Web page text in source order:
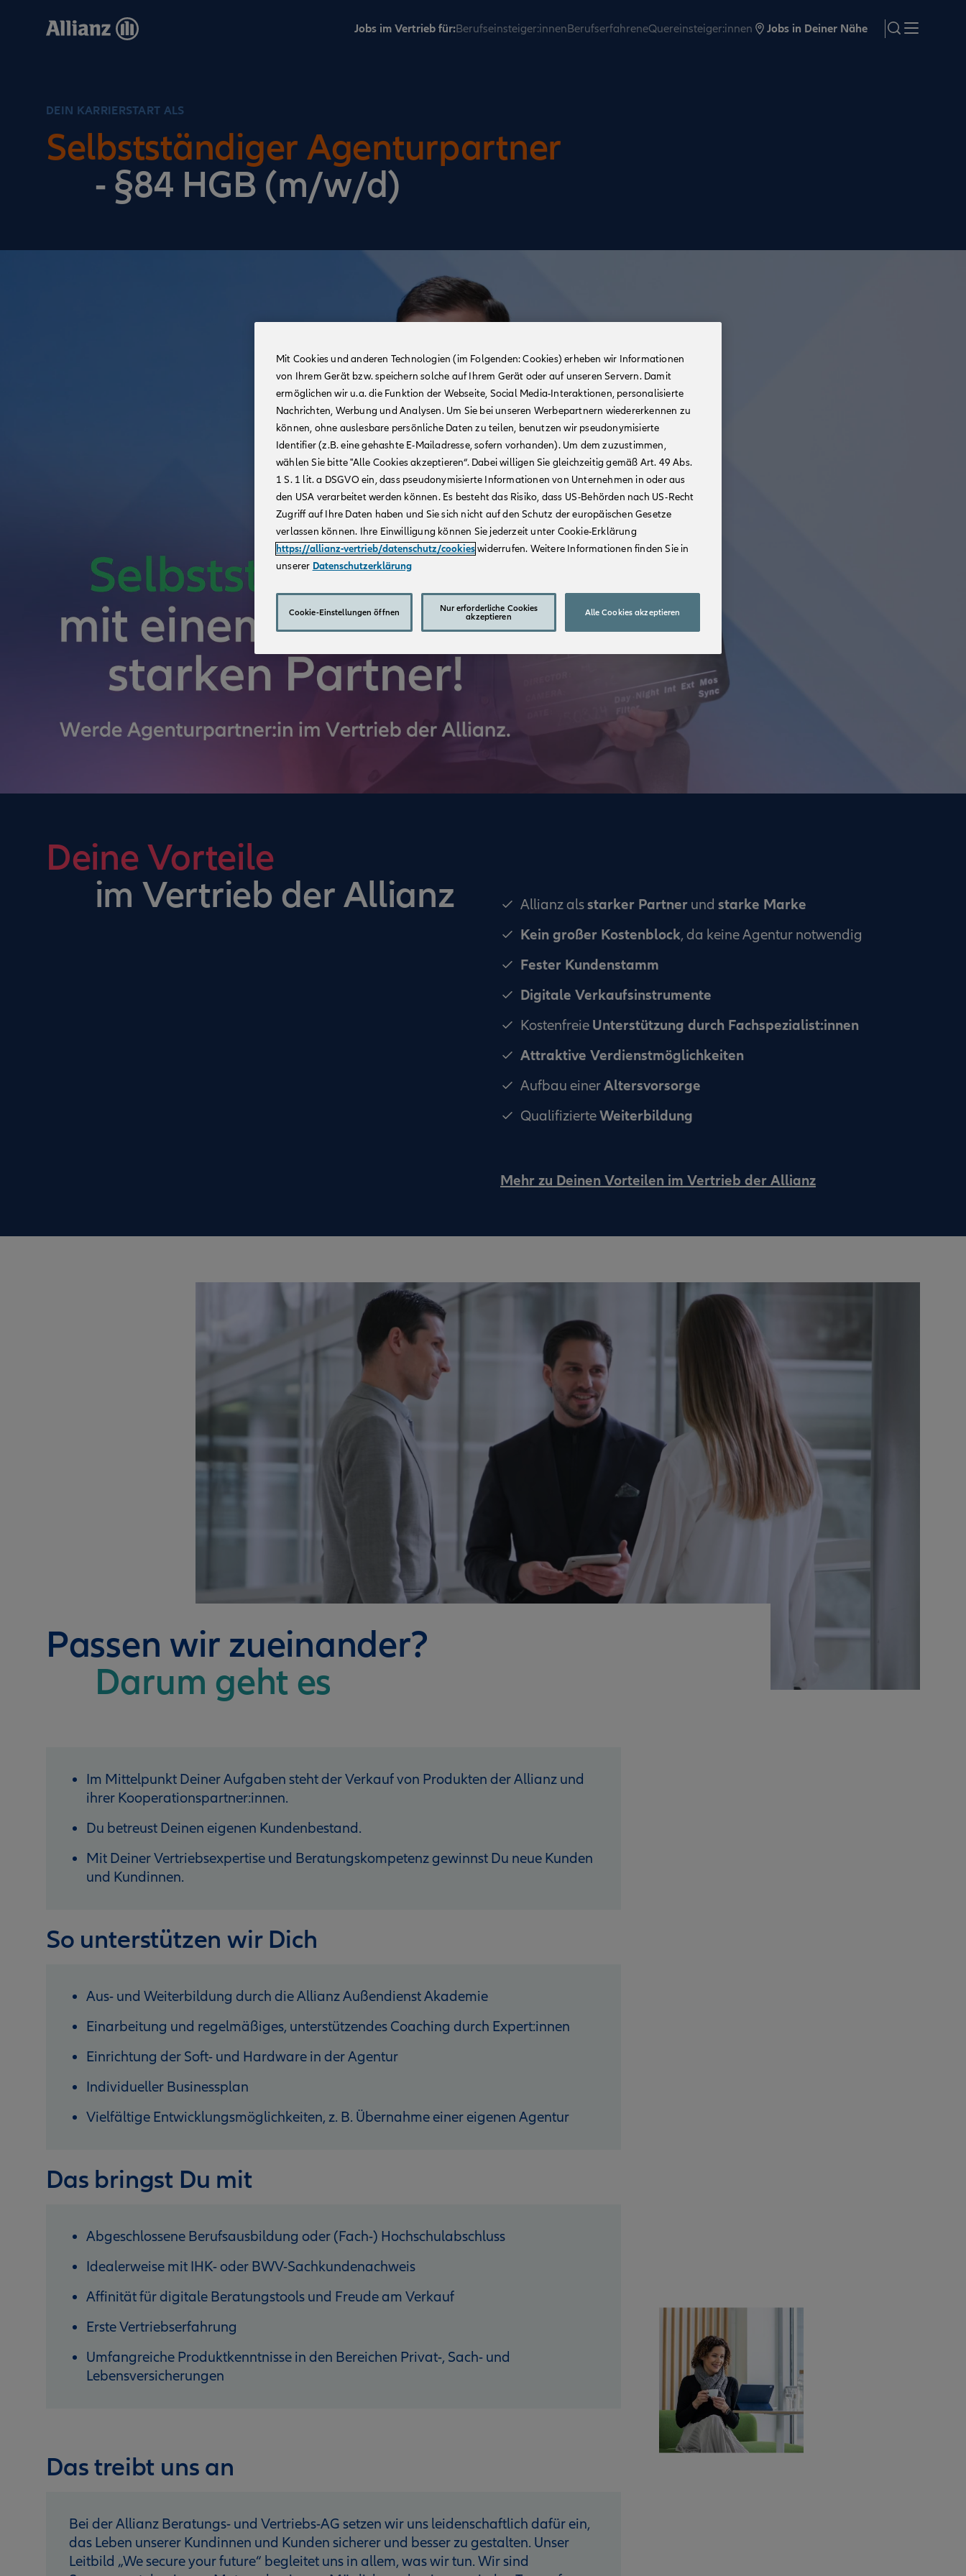
Jobs im Vertrieb für:Berufseinsteiger:innenBerufserfahreneQuereinsteiger:innen Jobs in Deiner Nähe search
DEIN KARRIERSTART ALS
Selbstständiger Agenturpartner
- §84 HGB (m/w/d)
Deine Vorteile
im Vertrieb der Allianz
Allianz alsstarker Partner und starke Marke
Kein großer Kostenblock, da keine Agentur notwendig
Fester Kundenstamm
Digitale Verkaufsinstrumente
Kostenfreie Unterstützung durch Fachspezialist:innen
Attraktive Verdienstmöglichkeiten
Aufbau einerAltersvorsorge
QualifizierteWeiterbildung
Mehr zu Deinen Vorteilen im Vertrieb der Allianz
Passen wir zueinander?
Darum geht es
Im Mittelpunkt Deiner Aufgaben steht der Verkauf von Produkten der Allianz und
ihrer Kooperationspartner:innen.
Du betreust Deinen eigenen Kundenbestand.
Mit Deiner Vertriebsexpertise und Beratungskompetenz gewinnst Du neue Kunden
und Kundinnen.
So unterstützen wir Dich
Aus- und Weiterbildung durch die Allianz Außendienst Akademie
Einarbeitung und regelmäßiges, unterstützendes Coaching durch Expert:innen
Einrichtung der Soft- und Hardware in der Agentur
Individueller Businessplan
Vielfältige Entwicklungsmöglichkeiten, z. B. Übernahme einer eigenen Agentur
Das bringst Du mit
Abgeschlossene Berufsausbildung oder (Fach-) Hochschulabschluss
Idealerweise mit IHK- oder BWV-Sachkundenachweis
Affinität für digitale Beratungstools und Freude am Verkauf
Erste Vertriebserfahrung
Umfangreiche Produktkenntnisse in den Bereichen Privat-, Sach- und
Lebensversicherungen
Das treibt uns an
Bei der Allianz Beratungs- und Vertriebs-AG setzen wir uns leidenschaftlich dafür ein,
das Leben unserer Kundinnen und Kunden sicherer und besser zu gestalten. Unser
Leitbild „We secure your future“ begleitet uns in allem, was wir tun. Wir sind
Mit Cookies und anderen Technologien (im Folgenden: Cookies) erheben wir Informationen
von Ihrem Gerät bzw. speichern solche auf Ihrem Gerät oder auf unseren Servern. Damit
ermöglichen wir u.a. die Funktion der Webseite, Social Media-Interaktionen, personalisierte
Nachrichten, Werbung und Analysen. Um Sie bei unseren Werbepartnern wiedererkennen zu
können, ohne auslesbare persönliche Daten zu teilen, benutzen wir pseudonymisierte
Identifier (z.B. eine gehashte E-Mailadresse, sofern vorhanden). Um dem zuzustimmen,
wählen Sie bitte "Alle Cookies akzeptieren“. Dabei willigen Sie gleichzeitig gemäß Art. 49 Abs.
1 S. 1 lit. a DSGVO ein, dass pseudonymisierte Informationen von Unternehmen in oder aus
den USA verarbeitet werden können. Es besteht das Risiko, dass US-Behörden nach US-Recht
Zugriff auf Ihre Daten haben und Sie sich nicht auf den Schutz der europäischen Gesetze
verlassen können. Ihre Einwilligung können Sie jederzeit unter Cookie-Erklärung
https://allianz-vertrieb/datenschutz/cookieswiderrufen. Weitere Informationen finden Sie in
unserer Datenschutzerklärung
Cookie-Einstellungen öffnen
Nur erforderliche Cookies
akzeptieren
Alle Cookies akzeptieren